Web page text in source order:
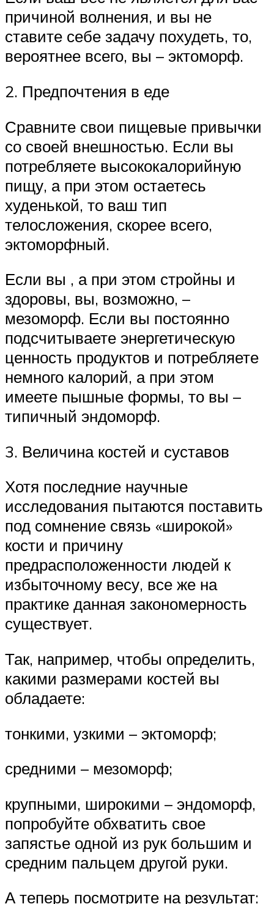
причиной волнения, и вы не
ставите себе задачу похудеть, то,
вероятнее всего, вы – эктоморф.
2. Предпочтения в еде
Сравните свои пищевые привычки
со своей внешностью. Если вы
потребляете высококалорийную
пищу, а при этом остаетесь
худенькой, то ваш тип
телосложения, скорее всего,
эктоморфный.
Если вы , а при этом стройны и
здоровы, вы, возможно, –
мезоморф. Если вы постоянно
подсчитываете энергетическую
ценность продуктов и потребляете
немного калорий, а при этом
имеете пышные формы, то вы –
типичный эндоморф.
3. Величина костей и суставов
Хотя последние научные
исследования пытаются поставить
под сомнение связь «широкой»
кости и причину
предрасположенности людей к
избыточному весу, все же на
практике данная закономерность
существует.
Так, например, чтобы определить,
какими размерами костей вы
обладаете:
тонкими, узкими – эктоморф;
средними – мезоморф;
крупными, широкими – эндоморф,
попробуйте обхватить свое
запястье одной из рук большим и
средним пальцем другой руки.
А теперь посмотрите на результат: